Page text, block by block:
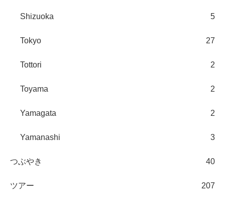
Shizuoka 5
Tokyo 27
Tottori 2
Toyama 2
Yamagata 2
Yamanashi 3
つぶやき 40
ツアー 207